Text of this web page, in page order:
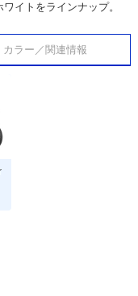
イトをラインナップ。
カラー／関連情報